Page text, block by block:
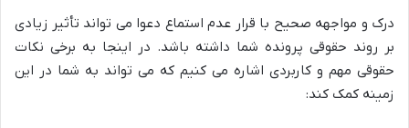
درک و مواجهه صحیح با قرار عدم استماع دعوا می تواند تأثیر زیادی
بر روند حقوقی پرونده شما داشته باشد. در اینجا به برخی نکات
حقوقی مهم و کاربردی اشاره می کنیم که می تواند به شما در این
زمینه کمک کند: